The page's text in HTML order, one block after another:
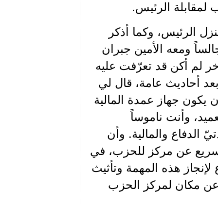
الرئيس، وكما أذكر
ومعه الأمين جبران
لم أكن قد تعرّفت عليه
أحاديث عامة، قال لي
جهاز عمدة المالية
وأنت ناموساً
الدفاع والمالية. وأن
عن مركز للحزب، في
هذه المهمة وتأثيث
عن مكان لمركز الحزب